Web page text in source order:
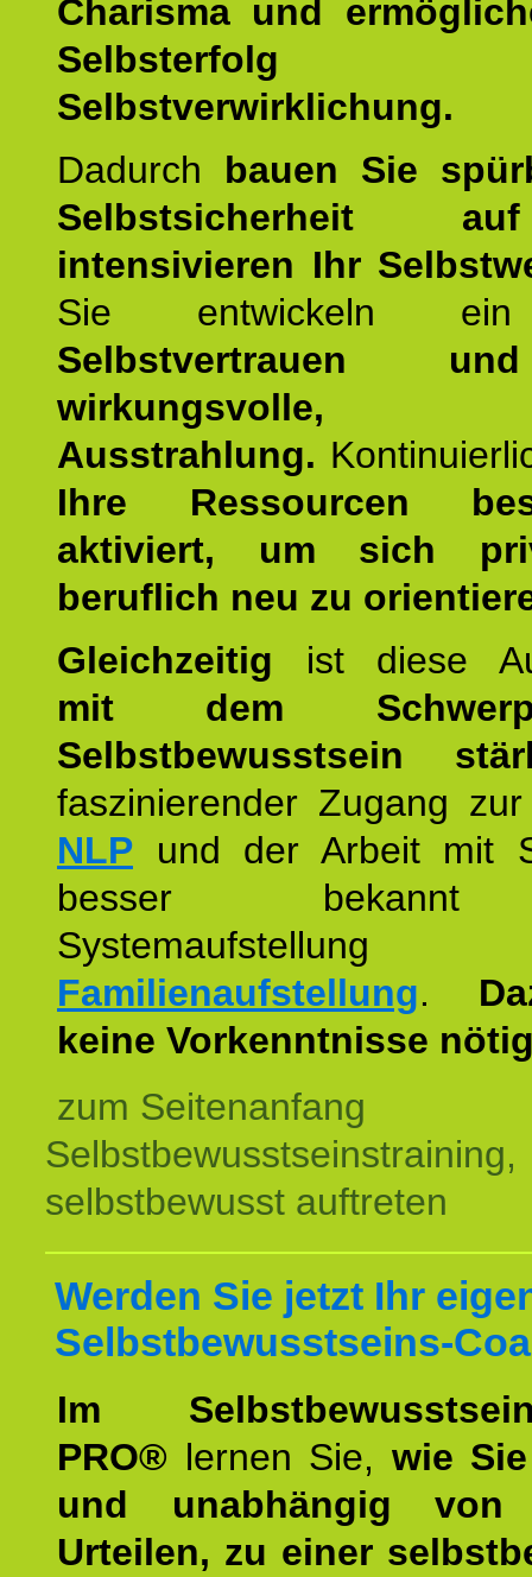
Charisma und
Selbstverwirklichung.
Dadurch bauen Sie
Selbstsicherheit
intensivieren Ihr
Sie entwickeln ein
Selbstvertrauen
wirkungsvolle,
Ausstrahlung.
Ihre Ressourcen
aktiviert, um sich
beruflich neu zu
Gleichzeitig ist diese
mit dem
Selbstbewusstsein
faszinierender Zugang
NLP und der Arbeit mit
besser
Familienaufstellung.
keine Vorkenntnisse
zum Seitenanfang
Selbstbewusstseinstraining,
selbstbewusst auftreten
Werden Sie jetzt Ihr
Selbstbewusstseins-
Im
PRO® lernen Sie, wie
und unabhängig von
Urteilen, zu einer